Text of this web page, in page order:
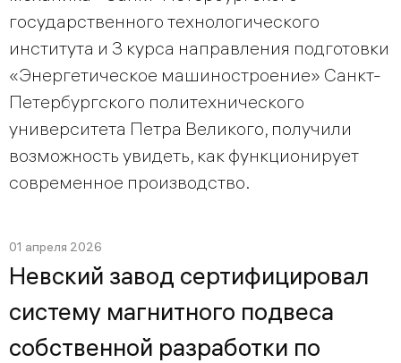
государственного технологического
института и 3 курса направления подготовки
«Энергетическое машиностроение» Санкт-
Петербургского политехнического
университета Петра Великого, получили
возможность увидеть, как функционирует
современное производство.
01 апреля 2026
Невский завод сертифицировал
систему магнитного подвеса
собственной разработки по